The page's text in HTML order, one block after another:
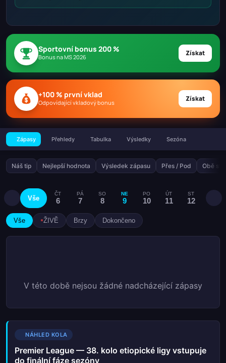
Sportovní bonus 200 %
Bonus na MS 2026 Získat
+100 % první vklad
Odpovídající vkladový bonus Získat
Zápasy Přehledy Tabulka Výsledky Sezóna
Náš tip Nejlepší hodnota Výsledek zápasu Přes / Pod Obě
Vše
ČT
6
PÁ
7
SO
8
NE
9
PO
10
ÚT
11
ST
12
Vše ŽIVĚ Brzy Dokončeno
V této době nejsou žádné nadcházející zápasy
NÁHLED KOLA
Premier League — 38. kolo etiopické ligy vstupuje
do finální fáze sezóny